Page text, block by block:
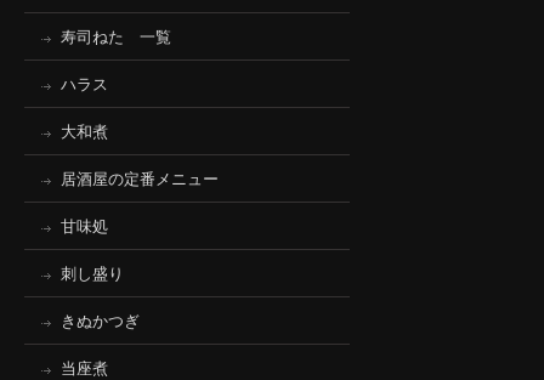
寿司ねた 一覧
ハラス
大和煮
居酒屋の定番メニュー
甘味処
刺し盛り
きぬかつぎ
当座煮